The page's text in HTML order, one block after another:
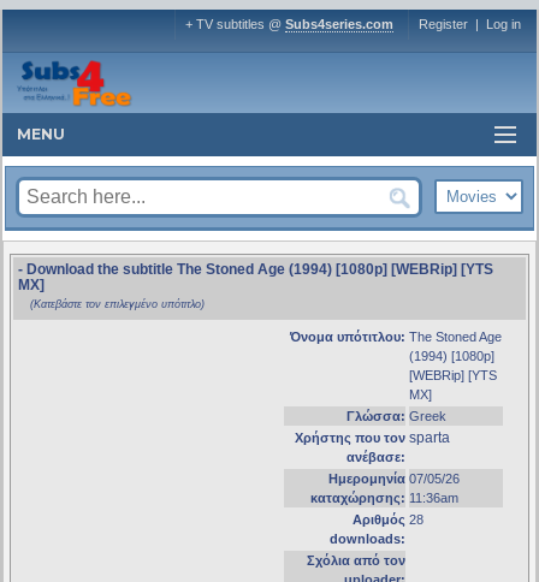
+ TV subtitles @ Subs4series.com Register | Log in
MENU
- Download the subtitle The Stoned Age (1994) [1080p] [WEBRip] [YTS
MX]
(Κατεβάστε τον επιλεγμένο υπότιτλο)
Όνομα υπότιτλου: The Stoned Age
(1994) [1080p]
[WEBRip] [YTS
MX]
Γλώσσα: Greek
Χρήστης που τον
ανέβασε:
sparta
Ημερομηνία
καταχώρησης:
07/05/26
11:36am
Αριθμός
downloads:
28
Σχόλια από τον